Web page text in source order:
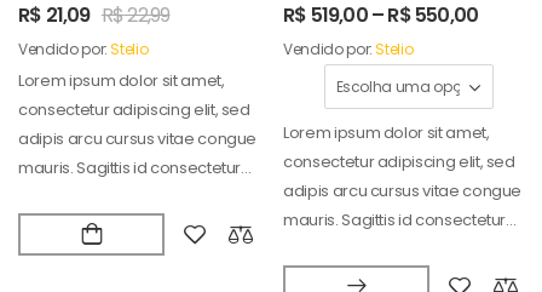
R$ 21,09 R$22,99
Vendido por:Stelio
Lorem ipsum dolor sit amet,
consectetur adipiscing elit, sed
adipis arcu cursus vitae congue
mauris. Sagittis id consectetur
R$ 519,00–R$550,00
Vendido por:Stelio
Lorem ipsum dolor sit amet,
consectetur adipiscing elit, sed
adipis arcu cursus vitae congue
mauris. Sagittis id consectetur